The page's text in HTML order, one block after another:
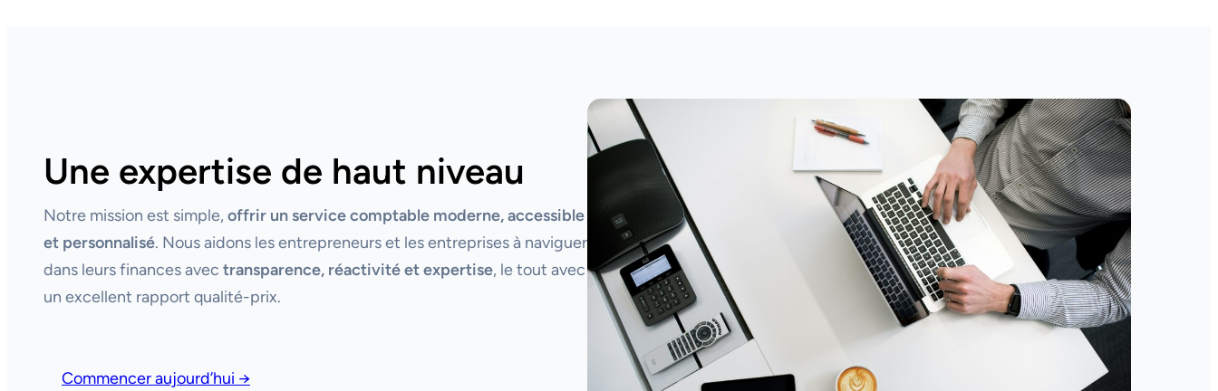
Une expertise de haut niveau
Notre mission est simple,offrir un service comptable moderne, accessible
et personnalisé. Nous aidons les entrepreneurs et les entreprises à naviguer
dans leurs finances avec transparence, réactivité et expertise, le tout avec
un excellent rapport qualité-prix.
Commencer aujourd’hui →